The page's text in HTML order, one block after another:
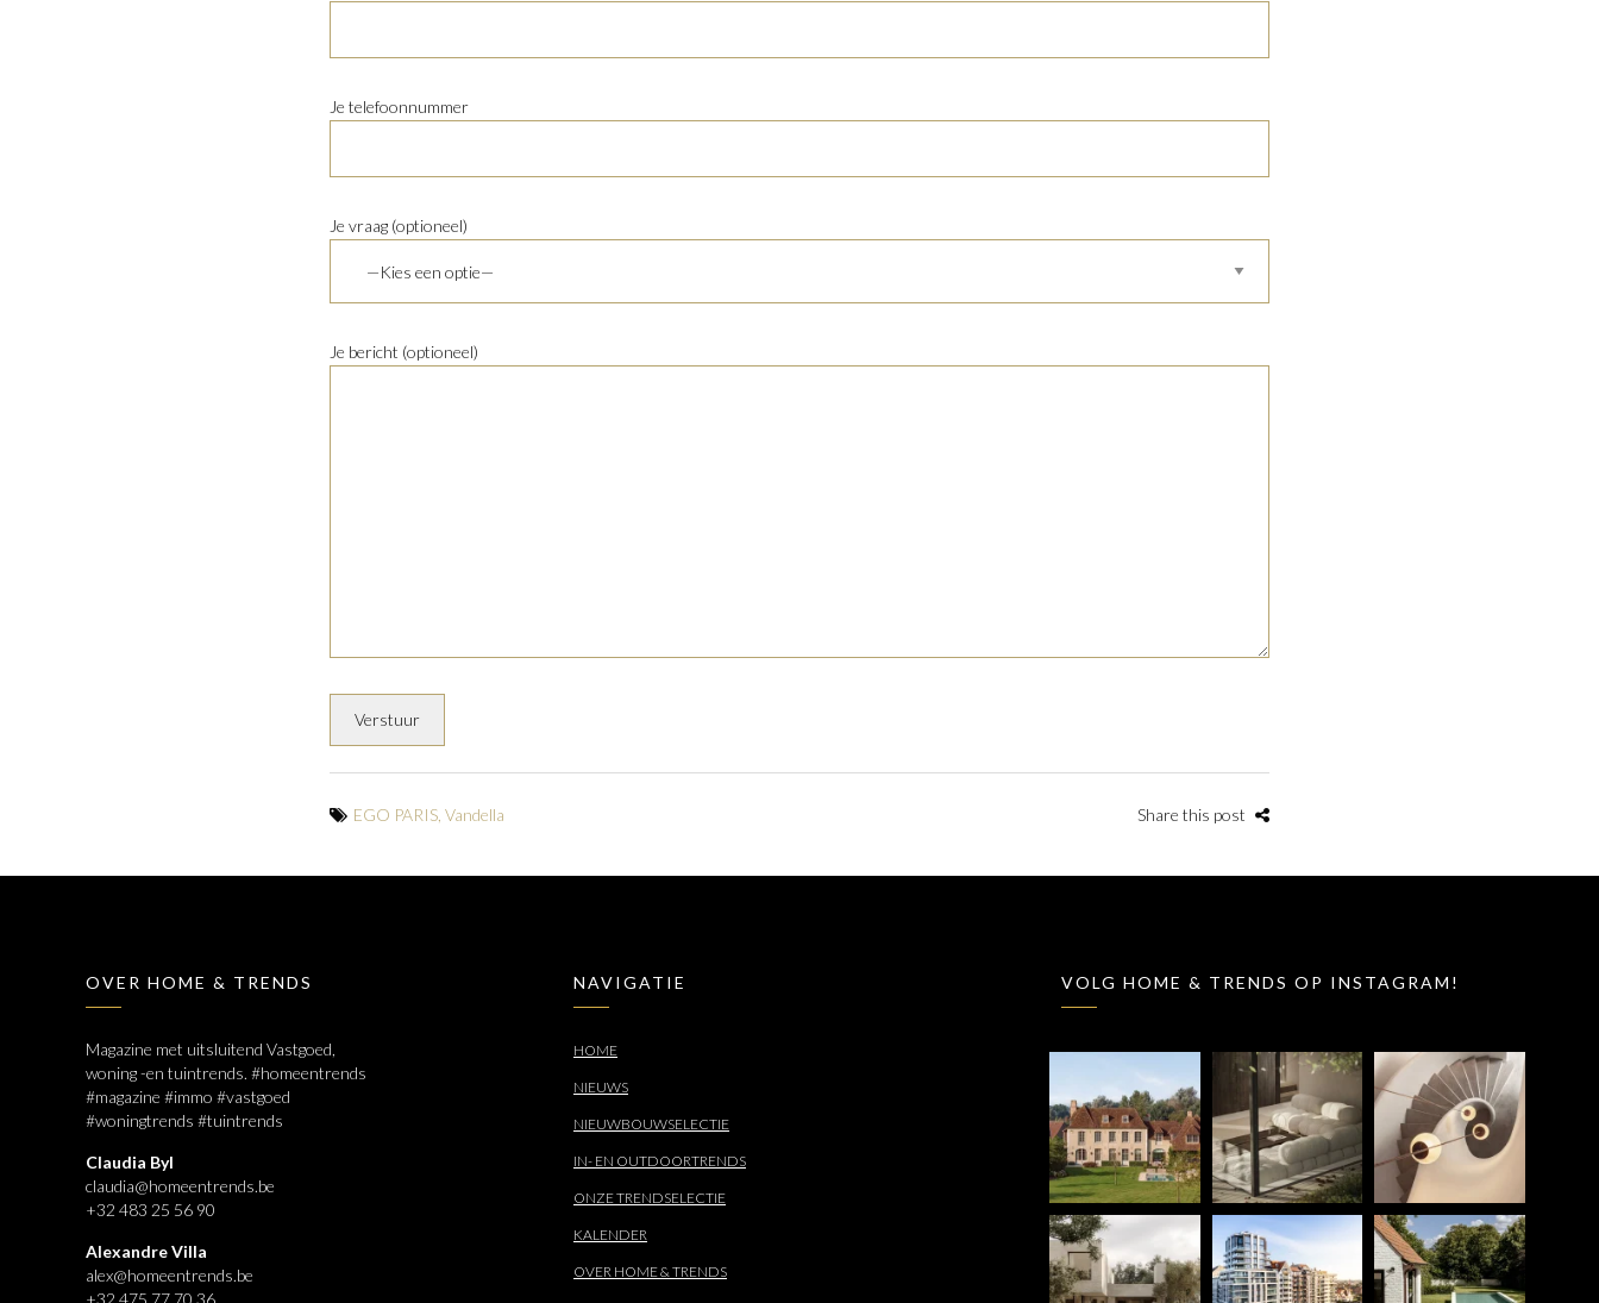
Je telefoonnummer
Je vraag (optioneel)
Je bericht (optioneel)
EGO PARIS Vandella Share this post
OVER HOME & TRENDS
Magazine met uitsluitend Vastgoed,
woning -en tuintrends. #homeentrends
#magazine #immo #vastgoed
#woningtrends #tuintrends
Claudia Byl
claudia@homeentrends.be
+32 483 25 56 90
Alexandre Villa
alex@homeentrends.be
NAVIGATIE
HOME
NIEUWS
NIEUWBOUWSELECTIE
IN- EN OUTDOORTRENDS
ONZE TRENDSELECTIE
KALENDER
OVER HOME & TRENDS
VOLG HOME & TRENDS OP INSTAGRAM!